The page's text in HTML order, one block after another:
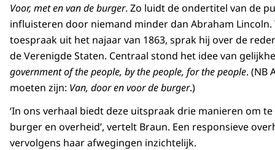
Extra aandacht gaat uit naar de beginselen van
functioneren van de overheid vooral vanuit het
de burger in de democratie. In die geest
een sterkere democratie. Voor met en van burgers.
De publicatie is bovendien het startschot voor
vervolgadviezen en bijeenkomsten. Onder meer
belangenvertegenwoordiging in de democratie,
door verkiezingen.
Voor, met en van de burger. Zo luidt de ondertitel van de
influisteren door niemand minder dan Abraham
toespraak uit het najaar van 1863, sprak hij over de
de Verenigde Staten. Centraal stond het idee van
government of the people, by the people, for the people. (NB
moeten zijn: Van, door en voor de burger.)
‘In ons verhaal biedt deze uitspraak drie manieren om
burger en overheid’, vertelt Braun. Een responsieve
vervolgens haar afwegingen inzichtelijk.